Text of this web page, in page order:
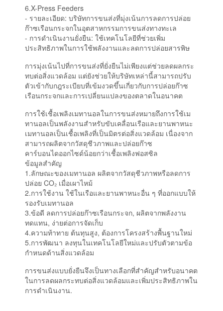
6.X-Press Feeders
- รายละเอียด: บริษัทการขนส่งที่มุ่งเน้นการลดการปล่อย
ก๊าซเรือนกระจกในอุตสาหกรรมการขนส่งทางทะเล
- การดำเนินงานยั่งยืน: ใช้เทคโนโลยีที่ช่วยเพิ่ม
ประสิทธิภาพในการใช้พลังงานและลดการปล่อยสารพิษ
การมุ่งเน้นไปที่การขนส่งที่ยั่งยืนไม่เพียงแต่ช่วยลดผลกระ
ทบต่อสิ่งแวดล้อม แต่ยังช่วยให้บริษัทเหล่านี้สามารถปรับ
ตัวเข้ากับกฎระเบียบที่เข้มงวดขึ้นเกี่ยวกับการปล่อยก๊าซ
เรือนกระจกและการเปลี่ยนแปลงของตลาดในอนาคต
การใช้เชื้อเพลิงเมทานอลในการขนส่งหมายถึงการใช้เม
ทานอลเป็นพลังงานสำหรับขับเคลื่อนเรือและยานพาหนะ
เมทานอลเป็นเชื้อเพลิงที่เป็นมิตรต่อสิ่งแวดล้อม เนื่องจาก
สามารถผลิตจากวัสดุชีวภาพและปล่อยก๊าซ
คาร์บอนไดออกไซด์น้อยกว่าเชื้อเพลิงฟอสซิล
ข้อมูลสำคัญ
1.ลักษณะของเมทานอล ผลิตจากวัสดุชีวภาพหรือลดการ
ปล่อย CO₂ เมื่อเผาไหม้
2.การใช้งาน ใช้ในเรือและยานพาหนะอื่น ๆ ที่ออกแบบให้
รองรับเมทานอล
3.ข้อดี ลดการปล่อยก๊าซเรือนกระจก, ผลิตจากพลังงาน
ทดแทน, ง่ายต่อการจัดเก็บ
4.ความท้าทาย ต้นทุนสูง, ต้องการโครงสร้างพื้นฐานใหม่
5.การพัฒนา ลงทุนในเทคโนโลยีใหม่และปรับตัวตามข้อ
กำหนดด้านสิ่งแวดล้อม
การขนส่งแบบยั่งยืนจึงเป็นทางเลือกที่สำคัญสำหรับอนาคต
ในการลดผลกระทบต่อสิ่งแวดล้อมและเพิ่มประสิทธิภาพใน
การดำเนินงาน.